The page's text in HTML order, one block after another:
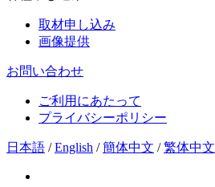
取材申し込み
画像提供
お問い合わせ
ご利用にあたって
プライバシーポリシー
日本語 /English /簡体中文 /繁体中文